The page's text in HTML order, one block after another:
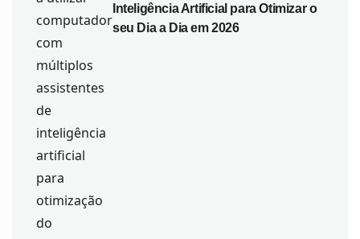
Inteligência Artificial para Otimizar o
seu Dia a Dia em 2026